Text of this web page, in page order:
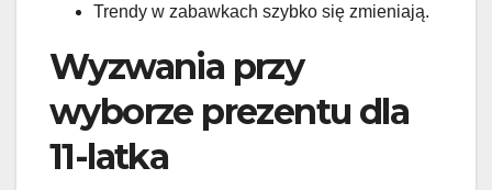
Trendy w zabawkach szybko się zmieniają.
Wyzwania przy
wyborze prezentu dla
11-latka